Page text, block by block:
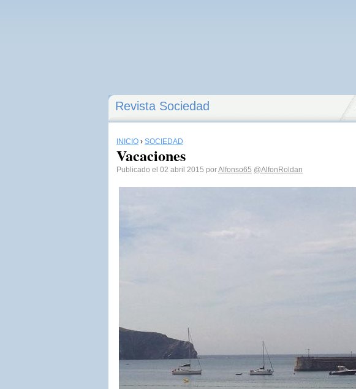
Revista Sociedad
INICIO › SOCIEDAD
Vacaciones
Publicado el 02 abril 2015 porAlfonso65 @AlfonRoldan